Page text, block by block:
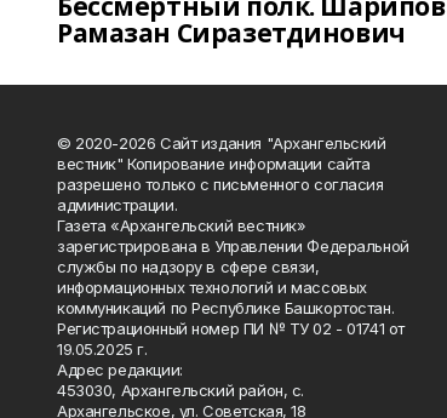
Рамазан Сиразетдинович
© 2020-2026 Сайт издания "Архангельский
вестник" Копирование информации сайта
разрешено только с письменного согласия
администрации.
Газета «Архангельский вестник»
зарегистрирована в Управлении Федеральной
службы по надзору в сфере связи,
информационных технологий и массовых
коммуникаций по Республике Башкортостан.
Регистрационный номер ПИ № ТУ 02 - 01741 от
19.05.2025 г.
Адрес редакции:
453030, Архангельский район, с.
Архангельское, ул. Советская, 18